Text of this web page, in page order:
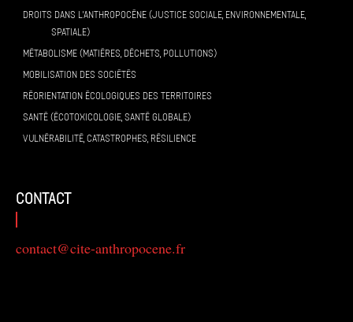
DROITS DANS L’ANTHROPOCÈNE (JUSTICE SOCIALE, ENVIRONNEMENTALE,
SPATIALE)
MÉTABOLISME (MATIÈRES, DÉCHETS, POLLUTIONS)
MOBILISATION DES SOCIÉTÉS
RÉORIENTATION ÉCOLOGIQUES DES TERRITOIRES
SANTÉ (ÉCOTOXICOLOGIE, SANTÉ GLOBALE)
VULNÉRABILITÉ, CATASTROPHES, RÉSILIENCE
contact
contact@cite-anthropocene.fr